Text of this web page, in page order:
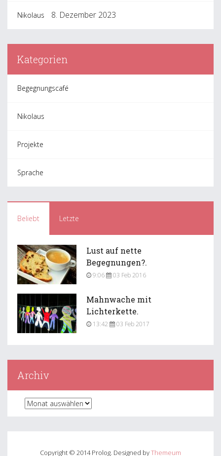
Nikolaus 8. Dezember 2023
Kategorien
Begegnungscafé
Nikolaus
Projekte
Sprache
Beliebt Letzte
Lust auf nette
Begegnungen?.
9:06 03 Feb 2016
Mahnwache mit
Lichterkette.
13:42 03 Feb 2017
Archiv
Copyright © 2014 Prolog. Designed byThemeum